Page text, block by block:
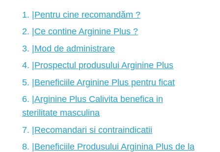
1. |Pentru cine recomandăm ?
2. | Ce contine Arginine Plus ?
3. |Mod de administrare
4. | Prospectul produsului Arginine Plus
5. |Beneficiile Arginine Plus pentru ficat
6. | Arginine Plus Calivita benefica in
sterilitate masculina
7. |Recomandari si contraindicatii
8. | Beneficiile Produsului Arginina Plus de la